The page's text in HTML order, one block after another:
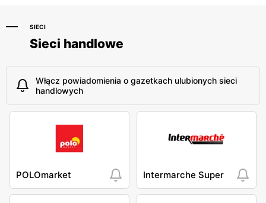
SIECI
Sieci handlowe
Włącz powiadomienia o gazetkach ulubionych sieci
handlowych
POLOmarket Intermarche Super